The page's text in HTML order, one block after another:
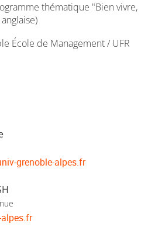
thématique "Bien vivre,
École de Management / UFR
grenoble-alpes.fr